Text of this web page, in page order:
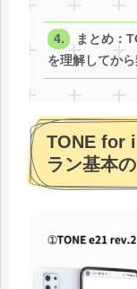
まとめ：
を理解してか
TONE for
ラン基本